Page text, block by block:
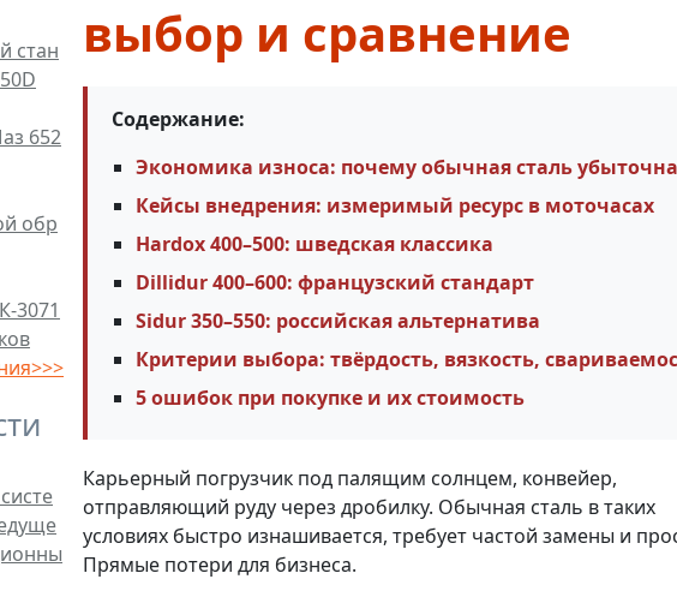
стан
652
обр
3071
выбор и сравнение
Содержание:
Экономика износа: почему обычная сталь убыточна
Кейсы внедрения: измеримый ресурс в моточасах
Hardox 400–500: шведская классика
Dillidur 400–600: французский стандарт
Sidur 350–550: российская альтернатива
Критерии выбора: твёрдость, вязкость,
5 ошибок при покупке и их стоимость
Карьерный погрузчик под палящим солнцем, конвейер,
отправляющий руду через дробилку. Обычная сталь в таких
условиях быстро изнашивается, требует частой замены и
Прямые потери для бизнеса.